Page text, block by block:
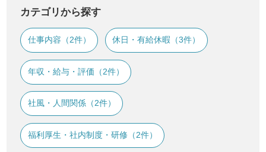
カテゴリから探す
仕事内容（2件） 休日・有給休暇（3件）
年収・給与・評価（2件）
社風・人間関係（2件）
福利厚生・社内制度・研修（2件）